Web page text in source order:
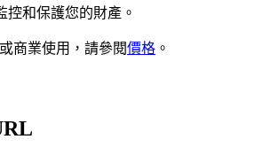
控和保護您的財產。
商業使用，請參閱價格 。